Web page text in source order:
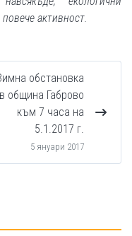
активност.
обстановка
в община Габрово
към 7 часа на
5.1.2017 г.
5 януари 2017